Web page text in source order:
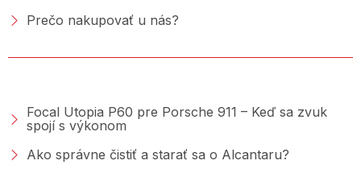
Prečo nakupovať u nás?
Focal Utopia P60 pre Porsche 911 – Keď sa zvuk
spojí s výkonom
Ako správne čistiť a starať sa o Alcantaru?